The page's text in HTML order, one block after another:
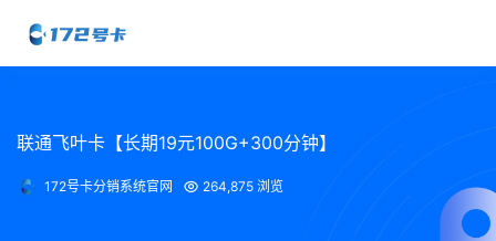
联通飞叶卡【长期19元100G+300分钟】
172号卡分销系统官网 264,875 浏览